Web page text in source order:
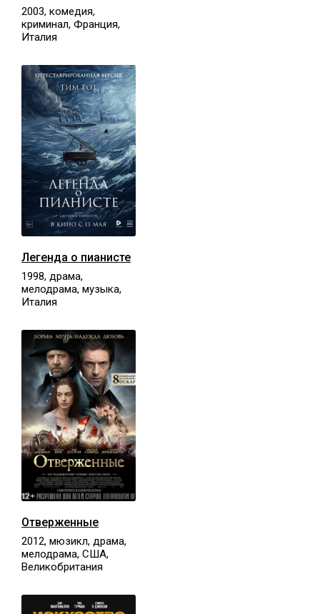
2003, комедия,
криминал, Франция,
Италия
Легенда о пианисте
1998, драма,
мелодрама, музыка,
Италия
Отверженные
2012, мюзикл, драма,
мелодрама, США,
Великобритания